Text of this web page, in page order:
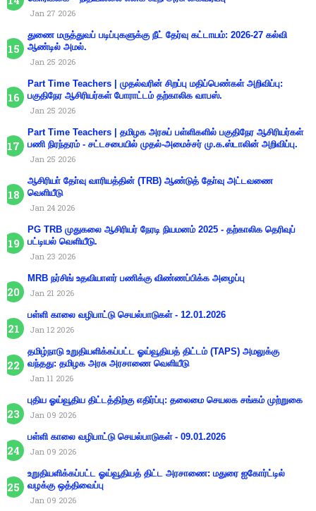
Jan 27 2026
துணை மருத்துவப் படிப்புகளுக்கு நீட் தேர்வு கட்டாயம்: 2026-27 கல்வி
ஆண்டில் அமல்.
Jan 25 2026
Part Time Teachers | முதல்வரின் சிறப்பு மதிப்பெண்கள் அறிவிப்பு:
பகுதிநேர ஆசிரியர்கள் போராட்டம் தற்காலிக வாபஸ்.
Jan 25 2026
Part Time Teachers | தமிழக அரசுப் பள்ளிகளில் பகுதிநேர ஆசிரியர்கள்
பணி நிரந்தரம் - சட்டசபையில் முதல்-அமைச்சர் மு.க.ஸ்டாலின் அறிவிப்பு.
Jan 25 2026
ஆசிரியா் தோ்வு வாரியத்தின் (TRB) ஆண்டுத் தோ்வு அட்டவணை
வெளியீடு
Jan 24 2026
PG TRB முதுகலை ஆசிரியர் நேரடி நியமனம் 2025 - தற்காலிக தெரிவுப்
பட்டியல் வெளியீடு.
Jan 23 2026
MRB நர்சிங் உதவியாளர் பணிக்கு விண்ணப்பிக்க அழைப்பு
Jan 21 2026
பள்ளி காலை வழிபாட்டு செயல்பாடுகள் - 12.01.2026
Jan 12 2026
தமிழ்நாடு உறுதியளிக்கப்பட்ட ஓய்வூதியத் திட்டம் (TAPS) அமலுக்கு
வந்தது: தமிழக அரசு அரசாணை வெளியீடு
Jan 11 2026
புதிய ஓய்வூதிய திட்டத்திற்கு எதிர்ப்பு: தலைமை செயலக சங்கம் முற்றுகை
Jan 09 2026
பள்ளி காலை வழிபாட்டு செயல்பாடுகள் - 09.01.2026
Jan 09 2026
உறுதியளிக்கப்பட்ட ஓய்வூதியத் திட்ட அரசாணை: மதுரை ஐகோர்ட்டில்
வழக்கு ஒத்திவைப்பு
Jan 09 2026